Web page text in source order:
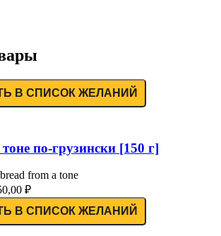
В СПИСОК ЖЕЛАНИЙ
по-грузински [150 г]
from a tone
₽
В СПИСОК ЖЕЛАНИЙ